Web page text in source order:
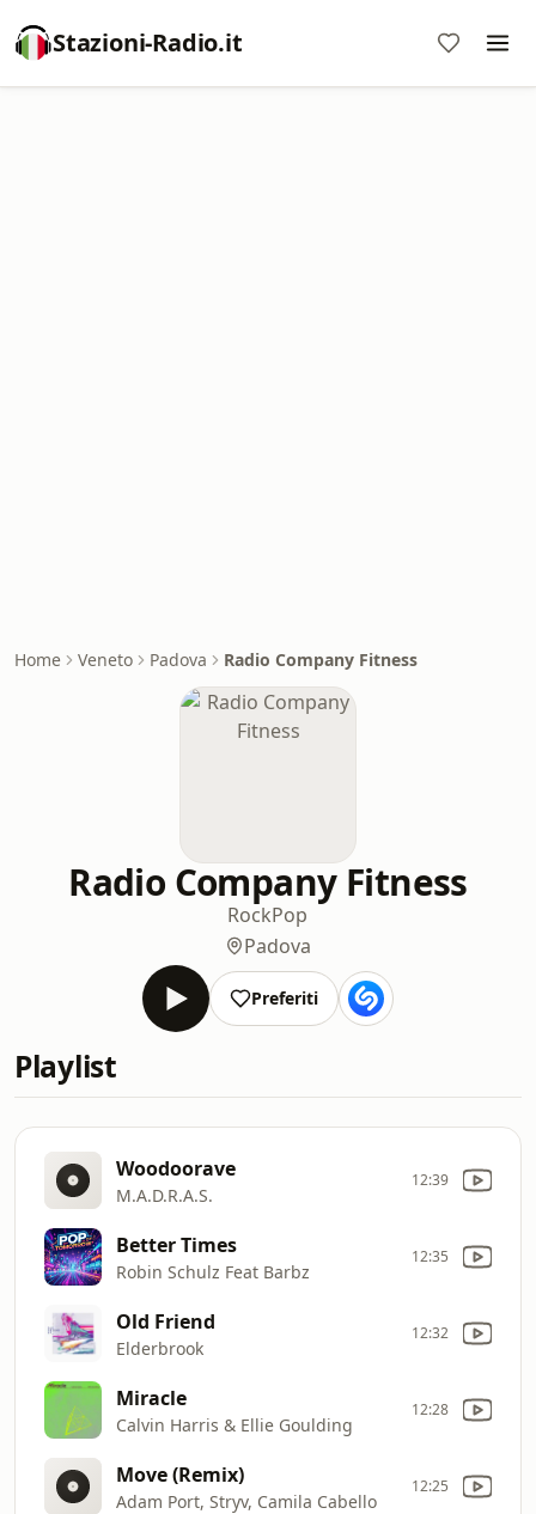
Stazioni-Radio.it
Home Veneto Padova Radio Company Fitness
Radio Company Fitness
RockPop
Padova
Preferiti
Playlist
Woodoorave
M.A.D.R.A.S.
12:39
Better Times
Robin Schulz Feat Barbz
12:35
Old Friend
Elderbrook
12:32
Miracle
Calvin Harris & Ellie Goulding
12:28
Move (Remix)
Adam Port, Stryv, Camila Cabello
12:25